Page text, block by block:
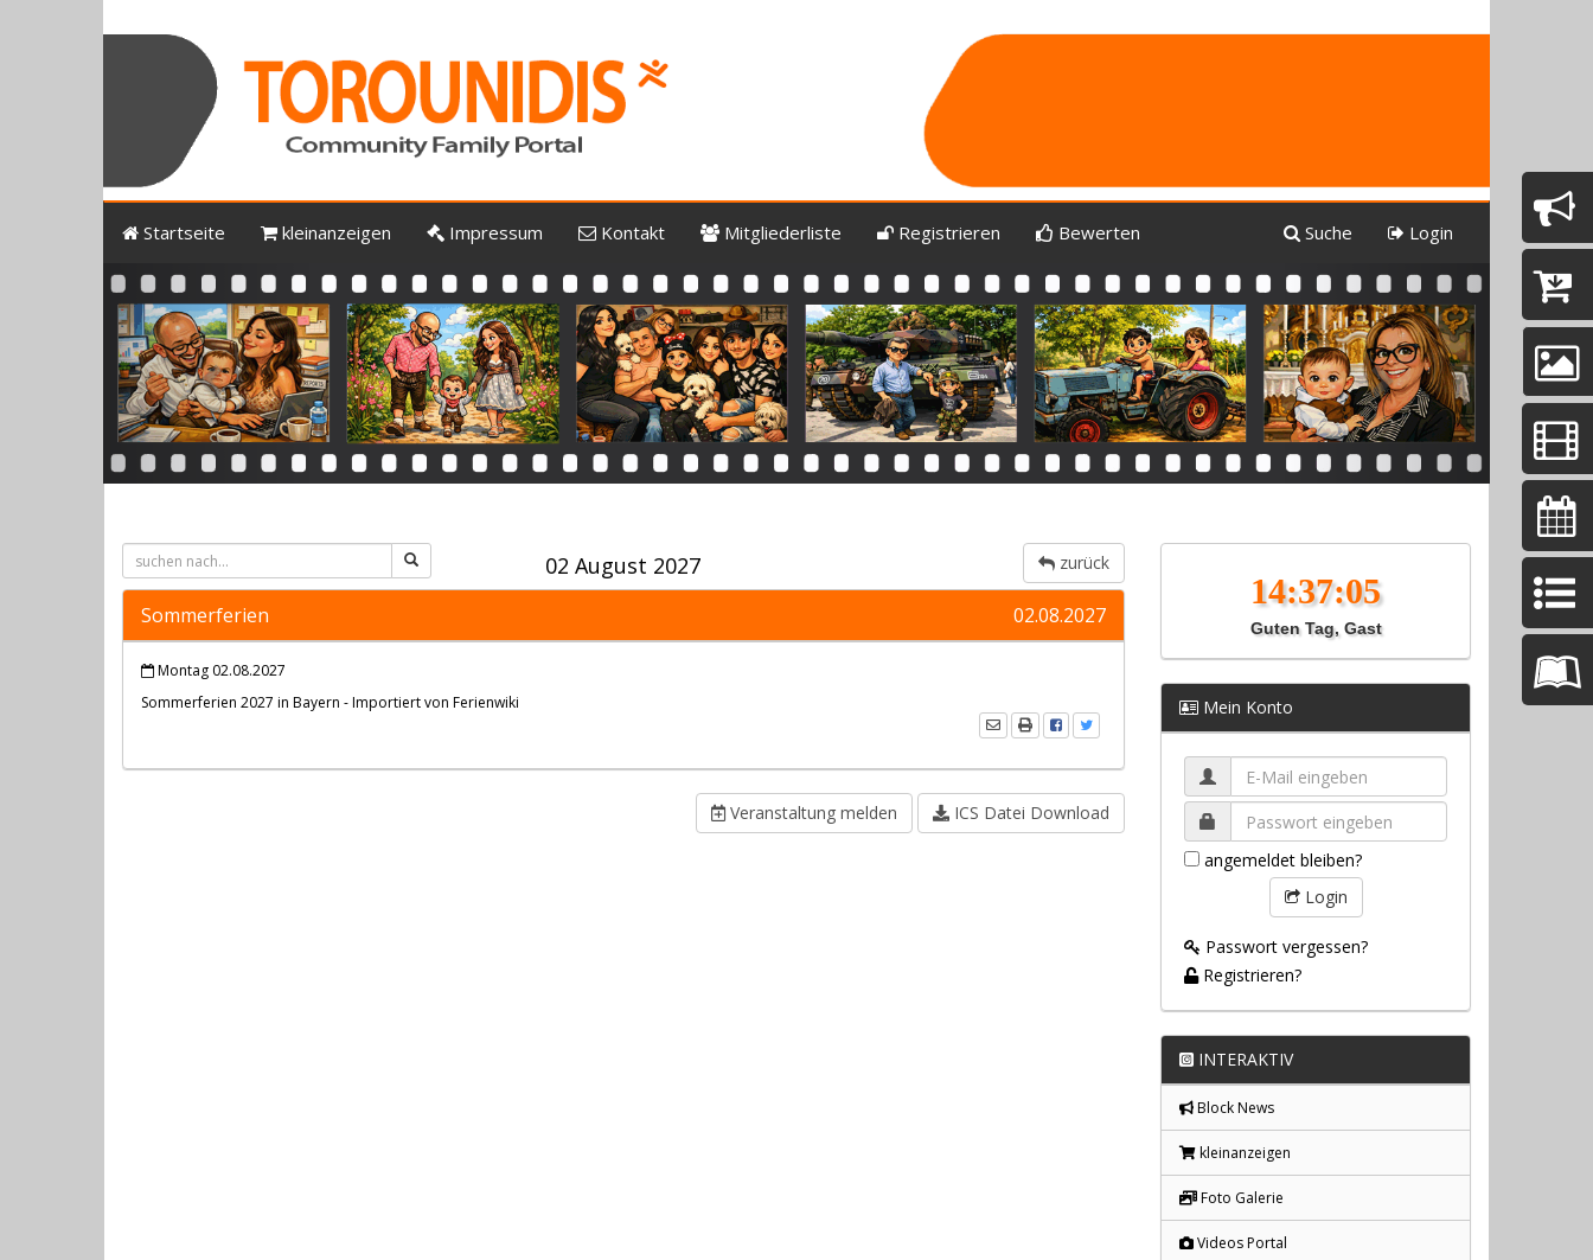
Startseite kleinanzeigen Impressum Kontakt Mitgliederliste Registrieren Bewerten Suche Login
Previous Next
02 August 2027 zurück
Sommerferien 02.08.2027
Montag 02.08.2027
Sommerferien 2027 in Bayern - Importiert von Ferienwiki
Veranstaltung melden ICS Datei Download
Guten Tag, Gast
Mein Konto
angemeldet bleiben?
Login
Passwort vergessen?
Registrieren?
INTERAKTIV
Block News
kleinanzeigen
Foto Galerie
Videos Portal